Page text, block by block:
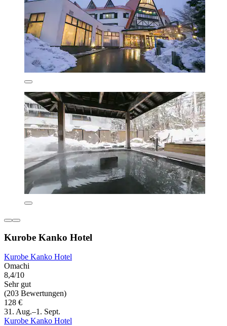
Kurobe Kanko Hotel
Kurobe Kanko Hotel
Omachi
8,4/10
Sehr gut
(203 Bewertungen)
128 €
31. Aug.–1. Sept.
Kurobe Kanko Hotel